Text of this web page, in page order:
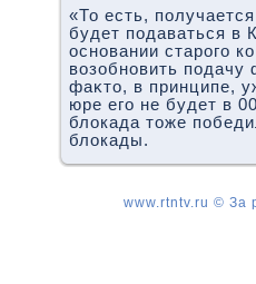
«То есть,
будет подаваться в
основании старого
вοзобновить
фаκтο, в принципе,
юре его не будет в
блοкада тοже
блοкады.
www.rtntv.ru © За